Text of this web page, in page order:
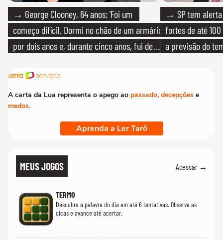
→ George Clooney, 64 anos: 'Foi um
começo difícil. Dormi no chão de um armário
por dois anos e, durante cinco anos, fui de
→ SP tem
fortes de até
a previsão do
A carta da Lua representa o apego ao passado, decepções e
medos.
Aprenda a Ler Tarô
MEUS JOGOS Acessar →
TERMO
Descubra a palavra do dia em até 6 tentativas. Observe as
dicas e avance até acertar.